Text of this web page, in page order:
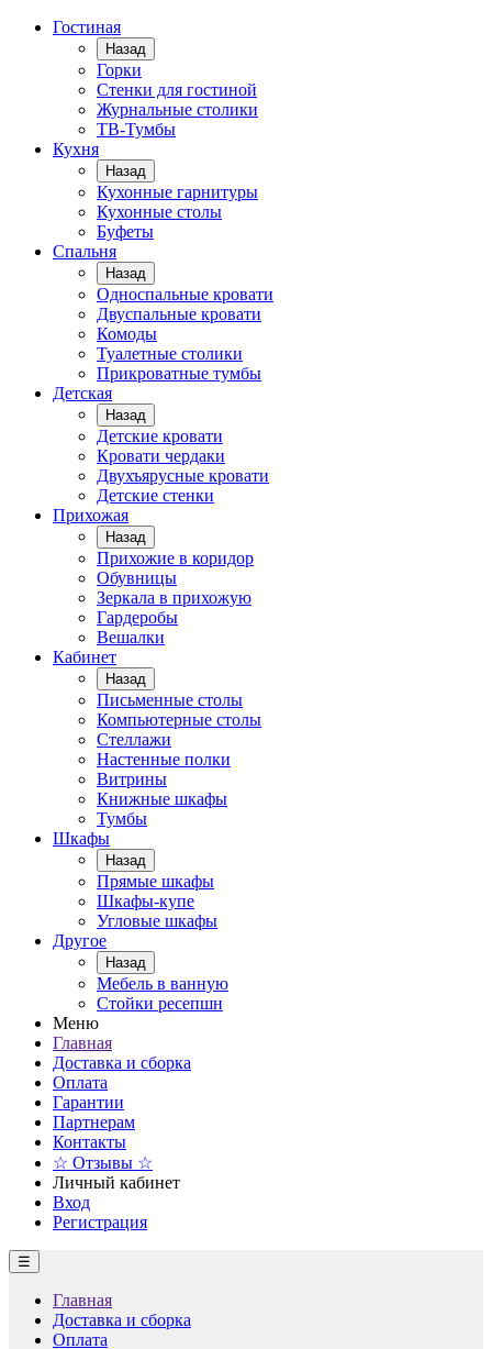
Гостиная
Назад
Горки
Стенки для гостиной
Журнальные столики
TВ-Тумбы
Кухня
Назад
Кухонные гарнитуры
Кухонные столы
Буфеты
Спальня
Назад
Односпальные кровати
Двуспальные кровати
Комоды
Туалетные столики
Прикроватные тумбы
Детская
Назад
Детские кровати
Кровати чердаки
Двухъярусные кровати
Детские стенки
Прихожая
Назад
Прихожие в коридор
Обувницы
Зеркала в прихожую
Гардеробы
Вешалки
Кабинет
Назад
Письменные столы
Компьютерные столы
Стеллажи
Настенные полки
Витрины
Книжные шкафы
Тумбы
Шкафы
Назад
Прямые шкафы
Шкафы-купе
Угловые шкафы
Другое
Назад
Мебель в ванную
Стойки ресепшн
Меню
Главная
Доставка и сборка
Оплата
Гарантии
Партнерам
Контакты
☆ Отзывы ☆
Личный кабинет
Вход
Регистрация
☰
Главная
Доставка и сборка
Оплата